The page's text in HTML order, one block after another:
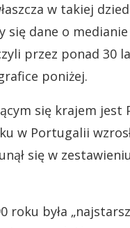
w takiej
się dane o
przez ponad 30
poniżej.
się krajem jest
w Portugalii
się w
roku była